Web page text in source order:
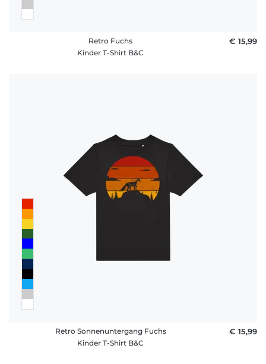
Retro Fuchs
Kinder T-Shirt B&C
€ 15,99
Retro Sonnenuntergang Fuchs
Kinder T-Shirt B&C
€ 15,99